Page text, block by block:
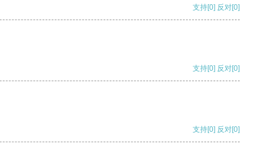
支持[0] 反对[0]
支持[0] 反对[0]
支持[0] 反对[0]